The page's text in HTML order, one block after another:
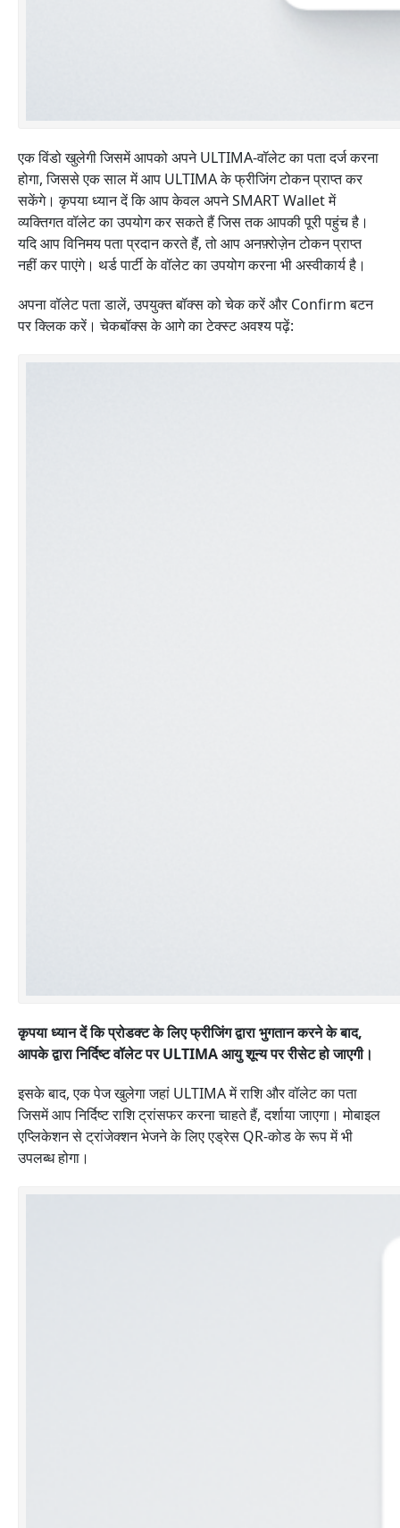
एक विंडो खुलेगी जिसमें आपको अपने ULTIMA-वॉलेट का पता दर्ज करना
होगा, जिससे एक साल में आप ULTIMA के फ्रीजिंग टोकन प्राप्त कर
सकेंगे।कृपया ध्यान दें कि आप केवल अपने SMART Wallet में
व्यक्तिगत वॉलेट का उपयोग कर सकते हैं जिस तक आपकी पूरी पहुंच है।
यदि आप विनिमय पता प्रदान करते हैं, तो आप अनफ़्रोज़ेन टोकन प्राप्त
नहीं कर पाएंगे। थर्ड पार्टी के वॉलेट का उपयोग करना भी अस्वीकार्य है।
अपना वॉलेट पता डालें, उपयुक्त बॉक्स को चेक करें और Confirm बटन
पर क्लिक करें। चेकबॉक्स के आगे का टेक्स्ट अवश्य पढ़ें:
कृपया ध्यान दें कि प्रोडक्ट के लिए फ्रीजिंग द्वारा भुगतान करने के बाद,
आपके द्वारा निर्दिष्ट वॉलेट पर ULTIMA आयु शून्य पर रीसेट हो जाएगी।
इसके बाद, एक पेज खुलेगा जहां ULTIMA में राशि और वॉलेट का पता
जिसमें आप निर्दिष्ट राशि ट्रांसफर करना चाहते हैं, दर्शाया जाएगा। मोबाइल
एप्लिकेशन से ट्रांजेक्शन भेजने के लिए एड्रेस QR-कोड के रूप में भी
उपलब्ध होगा।